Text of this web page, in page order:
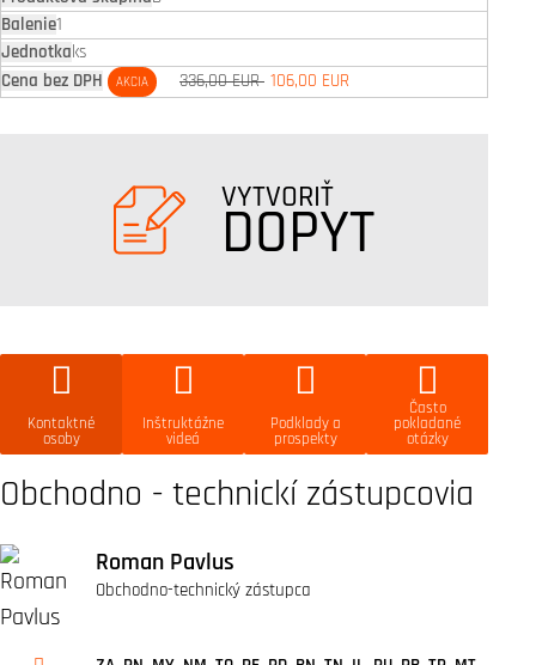
1
ks
AKCIA 336,00 EUR 106,00 EUR
VYTVORIŤ
DOPYT
Kontaktné
osoby
Inštruktážne
videá
Podklady a
prospekty
Často
pokladané
otázky
Obchodno - technickí zástupcovia
Roman Pavlus
Obchodno-technický zástupca